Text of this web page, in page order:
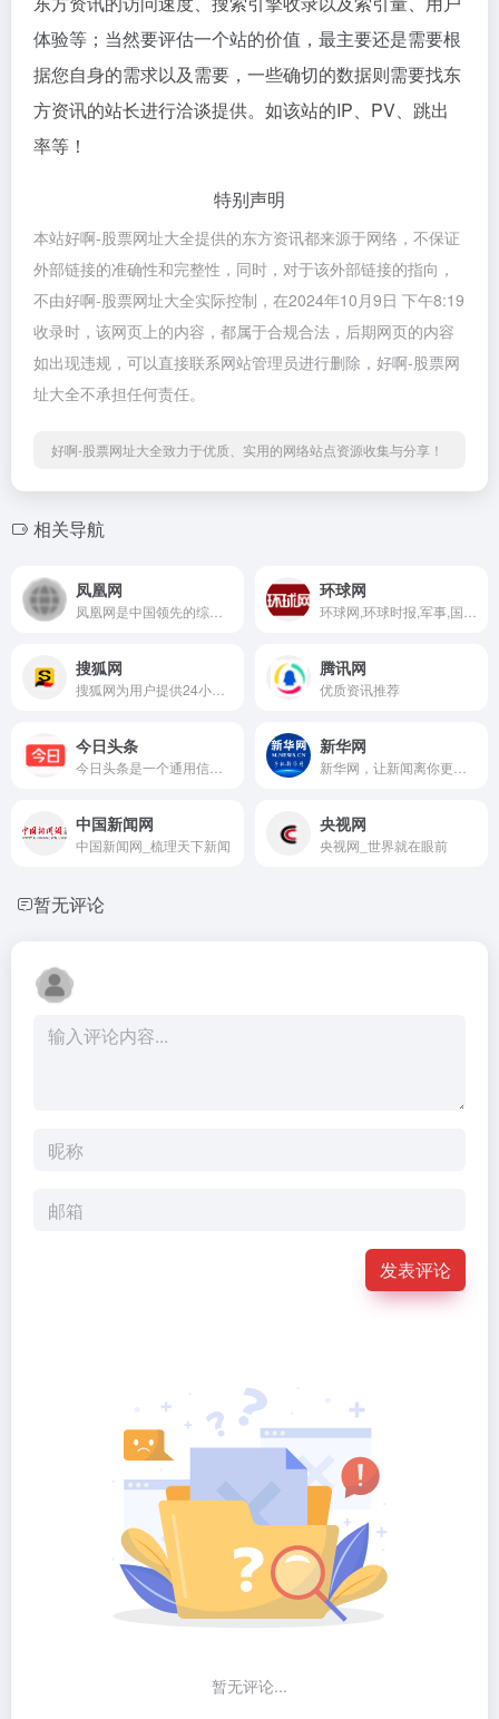
体验等；当然要评估一个站的价值，最主要还是需要根
据您自身的需求以及需要，一些确切的数据则需要找东
方资讯的站长进行洽谈提供。如该站的IP、PV、跳出
率等！
特别声明
本站好啊-股票网址大全提供的东方资讯都来源于网络，不保证
外部链接的准确性和完整性，同时，对于该外部链接的指向，
不由好啊-股票网址大全实际控制，在2024年10月9日 下午8:19
收录时，该网页上的内容，都属于合规合法，后期网页的内容
如出现违规，可以直接联系网站管理员进行删除，好啊-股票网
址大全不承担任何责任。
好啊-股票网址大全致力于优质、实用的网络站点资源收集与分享！
相关导航
凤凰网 环球网
搜狐网 腾讯网
优质资讯推荐
今日头条 新华网
中国新闻网
中国新闻网_梳理天下新闻
央视网
央视网_世界就在眼前
暂无评论
发表评论
暂无评论...